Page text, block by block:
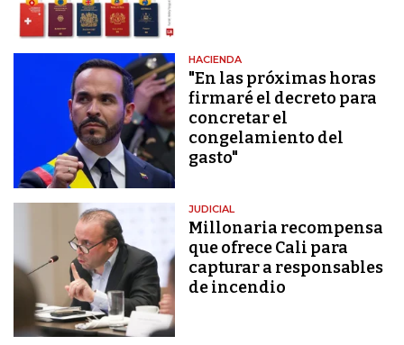
HACIENDA
"En las próximas horas
firmaré el decreto para
concretar el
congelamiento del
gasto"
JUDICIAL
Millonaria recompensa
que ofrece Cali para
capturar a responsables
de incendio